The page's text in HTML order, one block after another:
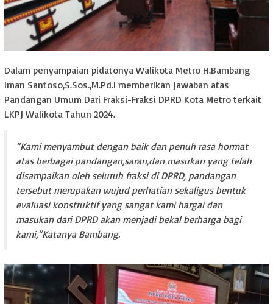
Dalam penyampaian pidatonya Walikota Metro H.Bambang
Iman Santoso,S.Sos.,M.Pd.I memberikan Jawaban atas
Pandangan Umum Dari Fraksi-Fraksi DPRD Kota Metro terkait
LKPJ Walikota Tahun 2024.
“Kami menyambut dengan baik dan penuh rasa hormat
atas berbagai pandangan,saran,dan masukan yang telah
disampaikan oleh seluruh fraksi di DPRD, pandangan
tersebut merupakan wujud perhatian sekaligus bentuk
evaluasi konstruktif yang sangat kami hargai dan
masukan dari DPRD akan menjadi bekal berharga bagi
kami,”Katanya Bambang.